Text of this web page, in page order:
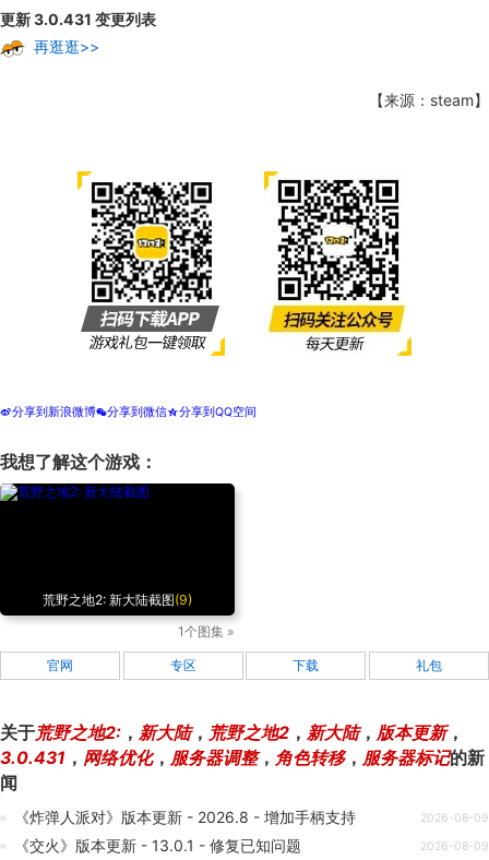
更新 3.0.431 变更列表
再逛逛>>
【来源：steam】
t分享到新浪微博w分享到微信z分享到QQ空间
我想了解这个游戏：
荒野之地2: 新大陆截图(9)
1个图集 »
官网 专区 下载 礼包
关于荒野之地2: ， 新大陆， 荒野之地2 ， 新大陆， 版本更新，
3.0.431 ， 网络优化， 服务器调整， 角色转移， 服务器标记的新
闻
《炸弹人派对》版本更新 - 2026.8 - 增加手柄支持 2026-08-09
《交火》版本更新 - 13.0.1 - 修复已知问题 2026-08-09